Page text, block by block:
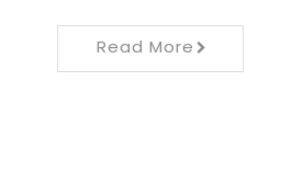
Read More